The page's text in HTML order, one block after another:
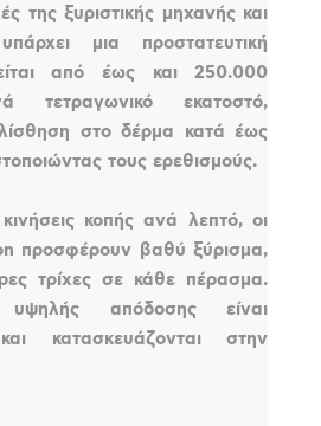
της ξυριστικής μηχανής και
μια προστατευτική
από έως και 250.000
τετραγωνικό εκατοστό,
στο δέρμα κατά έως
τους ερεθισμούς.
κοπής ανά λεπτό, οι
προσφέρουν βαθύ ξύρισμα,
τρίχες σε κάθε πέρασμα.
απόδοσης είναι
κατασκευάζονται στην